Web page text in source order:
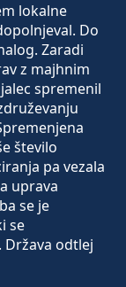
lokalne
Do
Zaradi
z majhnim
spremenil
število
pa vezala
uprava
se je
se
odtlej